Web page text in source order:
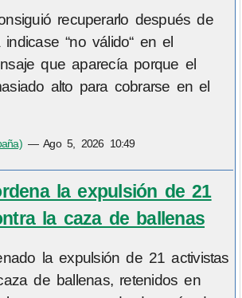
recuperarlo después de
“no válido“ en el
que aparecía porque el
alto para cobrarse en el
—Ago 5, 2026 10:49
la expulsión de 21
la caza de ballenas
la expulsión de 21 activistas
de ballenas, retenidos en